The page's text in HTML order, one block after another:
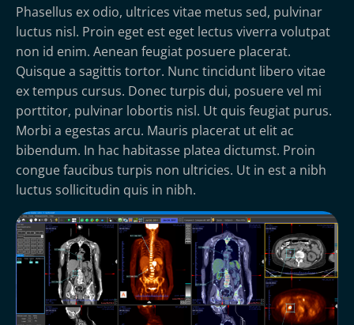
Phasellus ex odio, ultrices vitae metus sed, pulvinar
luctus nisl. Proin eget est eget lectus viverra volutpat
non id enim. Aenean feugiat posuere placerat.
Quisque a sagittis tortor. Nunc tincidunt libero vitae
ex tempus cursus. Donec turpis dui, posuere vel mi
porttitor, pulvinar lobortis nisl. Ut quis feugiat purus.
Morbi a egestas arcu. Mauris placerat ut elit ac
bibendum. In hac habitasse platea dictumst. Proin
congue faucibus turpis non ultricies. Ut in est a nibh
luctus sollicitudin quis in nibh.